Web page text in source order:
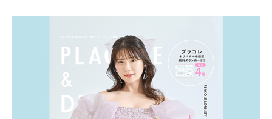
一番お得？」「プラコレの特典は？」といった疑問も
解決します。 まずは診断で候補を絞れる「ウェディ
ング診断」か、体験型 […]続きを読む